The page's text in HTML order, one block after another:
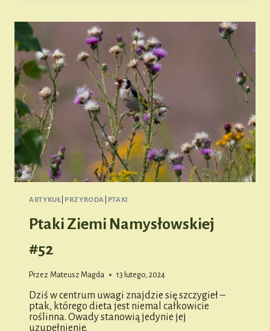
ARTYKUŁ PRZYRODA PTAKI
Ptaki Ziemi Namysłowskiej
#52
Przez Mateusz Magda 13 lutego, 2024
Dziś w centrum uwagi znajdzie się szczygieł –
ptak, którego dieta jest niemal całkowicie
roślinna. Owady stanowią jedynie jej
uzupełnienie.